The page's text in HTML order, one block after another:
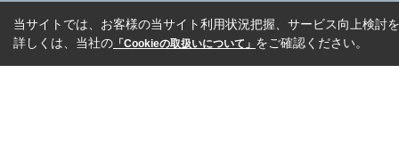
当サイトでは、お客様の当サイト利用状況把握、サービス向上検討
詳しくは、当社の 「Cookieの取扱いについて」 をご確認ください。